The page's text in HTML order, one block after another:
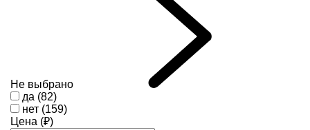
Не выбрано
да (82)
нет (159)
Цена (₽)